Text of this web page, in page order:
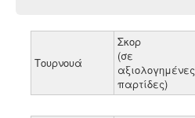
Τουρνουά
Σκορ
(σε
αξιολογημένες
παρτίδες)